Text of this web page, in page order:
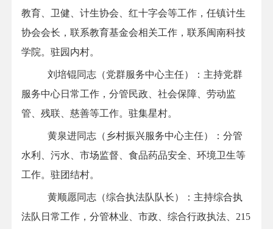
教育、 卫健、计生协会、红十字会等工作 ， 任镇计生
协会会长 ， 联系教育基金会相关工作，联系闽南科技
学院。 驻园内村。
刘培锟同志（党群服务中心主任）：主持党群
服务中心日常工作，分管民政、社会保障、劳动监
管、残联、慈善等工作。 驻集星村。
黄泉进同志（乡村振兴服务中心主任）：分管
水利、污水、 市场监督、食品药品安全、 环境卫生等
工作。 驻团结村。
黄顺愿同志（综合执法队队长）：主持综合执
法队日常工作，分管林业、 市政、综合行政执法、 215